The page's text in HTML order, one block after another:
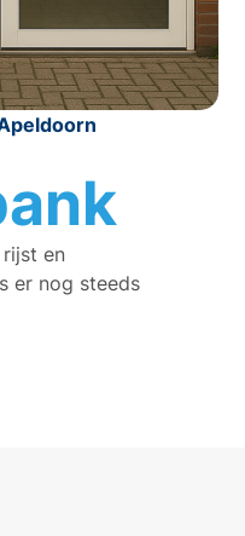
en
er nog steeds